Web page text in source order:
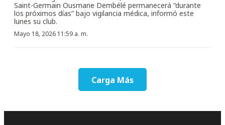
Saint-Germain Ousmane Dembélé permanecerá “durante
los próximos días” bajo vigilancia médica, informó este
lunes su club.
Mayo 18, 2026 11:59 a. m.
Carga Más